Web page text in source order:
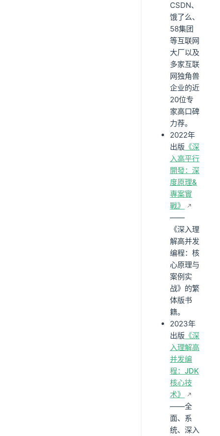
CSDN、
饿了么、
58集团
等互联网
大厂以及
多家互联
网独角兽
企业的近
20位专
家高口碑
力荐。
2022年
出版 《深
入高平行
開發：深
度原理&
專案實
戰》
——
《深入理
解高并发
编程：核
心原理与
案例实
战》的繁
体版书
籍。
2023年
出版 《深
入理解高
并发编
程：JDK
核心技
术》
——全
面、系
统、深入